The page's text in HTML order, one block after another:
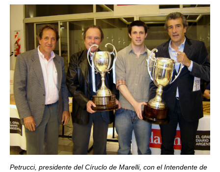
Petrucci, presidente del Círuclo de Marelli, con el Intendente de